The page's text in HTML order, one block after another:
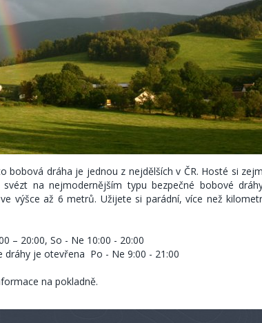
bobová dráha je jednou z nejdělších v ČR. Hosté si
na nejmodernějším typu bezpečné bobové
výšce až 6 metrů. Užijete si parádní, více než
– 20:00, So - Ne 10:00 - 20:00
dráhy je otevřena Po - Ne 9:00 - 21:00
na pokladně.